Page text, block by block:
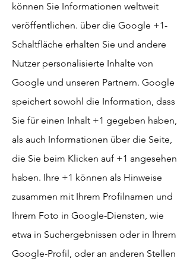
können Sie Informationen weltweit
veröffentlichen. über die Google +1-
Schaltfläche erhalten Sie und andere
Nutzer personalisierte Inhalte von
Google und unseren Partnern. Google
speichert sowohl die Information, dass
Sie für einen Inhalt +1 gegeben haben,
als auch Informationen über die Seite,
die Sie beim Klicken auf +1 angesehen
haben. Ihre +1 können als Hinweise
zusammen mit Ihrem Profilnamen und
Ihrem Foto in Google-Diensten, wie
etwa in Suchergebnissen oder in Ihrem
Google-Profil, oder an anderen Stellen